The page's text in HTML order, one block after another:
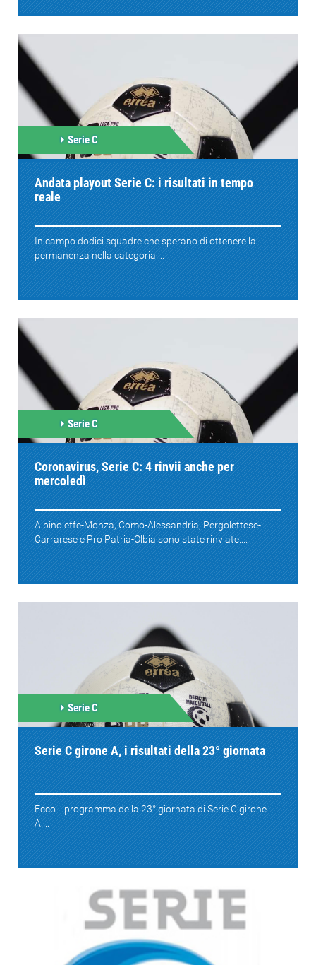
Serie C
Andata playout Serie C: i risultati in tempo
reale
In campo dodici squadre che sperano di ottenere la
permanenza nella categoria....
Serie C
Coronavirus, Serie C: 4 rinvii anche per
mercoledì
Albinoleffe-Monza, Como-Alessandria, Pergolettese-
Carrarese e Pro Patria-Olbia sono state rinviate....
Serie C
Serie C girone A, i risultati della 23° giornata
Ecco il programma della 23° giornata di Serie C girone
A....